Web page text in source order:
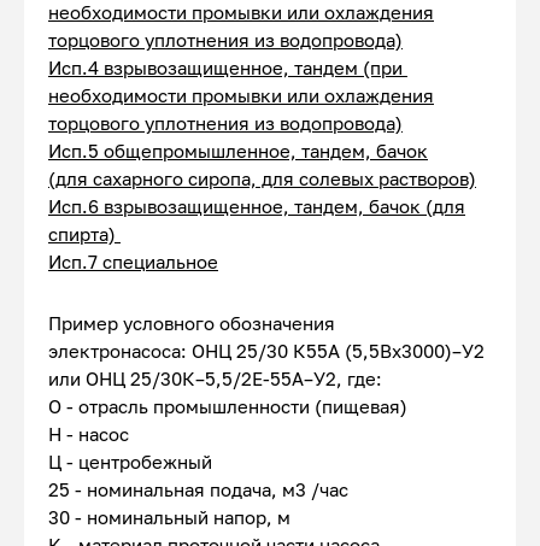
необходимости промывки или охлаждения
торцового уплотнения из водопровода)
Исп.4 взрывозащищенное, тандем (при
необходимости промывки или охлаждения
торцового уплотнения из водопровода)
Исп.5 общепромышленное, тандем, бачок
(для сахарного сиропа, для солевых растворов)
Исп.6 взрывозащищенное, тандем, бачок (для
спирта)
Исп.7 специальное
Пример условного обозначения
электронасоса: ОНЦ 25/30 К55А (5,5Вх3000)–У2
или ОНЦ 25/30К–5,5/2Е-55А–У2, где:
О - отрасль промышленности (пищевая)
Н - насос
Ц - центробежный
25 - номинальная подача, м3 /час
30 - номинальный напор, м